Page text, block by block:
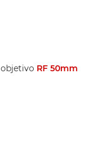
RF 50mm